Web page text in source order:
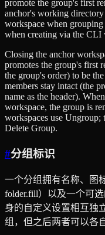
promote the group's first
anchor's working
workspace when
when creating via the CLI
Closing the anchor
promotes the group's first
the group's order) to be
members stay intact (the
name as the header).
workspace, the group is
workspaces use Ungroup;
Delete Group.
#分组标识
一个分组拥有名称、图
folder.fill）以及一个可
身的自定义设置相互独
组，但之后两者可以各